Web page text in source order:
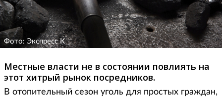
Фото: Экспресс К
Местные власти не в состоянии повлиять на
этот хитрый рынок посредников.
В отопительный сезон уголь для простых граждан,